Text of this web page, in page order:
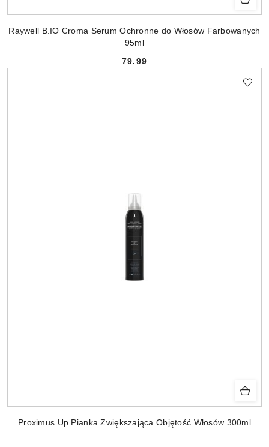
Raywell B.IO Croma Serum Ochronne do Włosów Farbowanych
95ml
Cena:
79.99
Proximus Up Pianka Zwiększająca Objętość Włosów 300ml